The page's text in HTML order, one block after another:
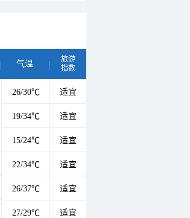
气温
旅游
指数
26/30℃ 适宜
19/34℃ 适宜
15/24℃ 适宜
22/34℃ 适宜
26/37℃ 适宜
27/29℃ 适宜